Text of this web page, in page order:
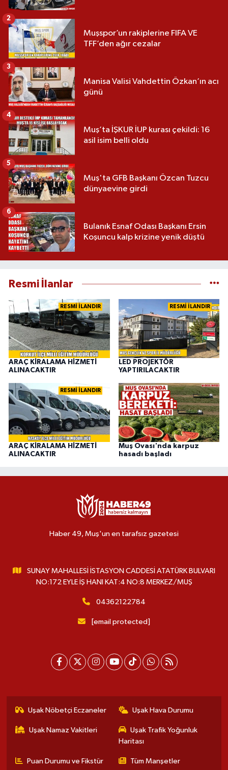
Muşspor’un rakiplerine FIFA VE
TFF’den ağır cezalar
2
Manisa Valisi Vahdettin Özkan’ın acı
günü
3
Muş’ta İŞKUR İUP kurası çekildi: 16
asil isim belli oldu
4
Muş'ta GFB Başkanı Özcan Tuzcu
dünyaevine girdi
5
Bulanık Esnaf Odası Başkanı Ersin
Koşuncu kalp krizine yenik düştü
6
Resmi İlanlar
RESMİ İLANDIR
ARAÇ KİRALAMA HİZMETİ
ALINACAKTIR
RESMİ İLANDIR
LED PROJEKTÖR
YAPTIRILACAKTIR
RESMİ İLANDIR
ARAÇ KİRALAMA HİZMETİ
ALINACAKTIR
Muş Ovası'nda karpuz
hasadı başladı
Haber 49, Muş'un en tarafsız gazetesi
SUNAY MAHALLESİ İSTASYON CADDESİ ATATÜRK BULVARI
NO:172 EYLE İŞ HANI KAT:4 NO:8 MERKEZ/MUŞ
04362122784
[email protected]
Uşak Nöbetçi Eczaneler Uşak Hava Durumu
Uşak Namaz Vakitleri
Uşak Trafik Yoğunluk
Haritası
Puan Durumu ve Fikstür Tüm Manşetler